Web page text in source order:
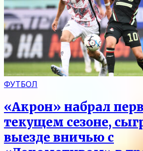
ФУТБОЛ
«Акрон» набрал
текущем сезоне,
выезде вничью с